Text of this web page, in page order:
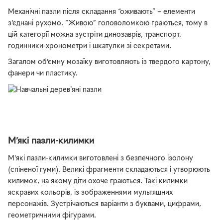
Механічні пазли після складання “оживають” – елементи
з’єднані рухомо. “Живою” головоломкою граються, тому в
цій категорії можна зустріти динозаврів, транспорт,
годинники-хронометри і шкатулки зі секретами.
Загалом об’ємну мозаїку виготовляють із твердого картону,
фанери чи пластику.
М’які пазли-килимки
М’які пазли-килимки виготовлені з безпечного ізолону
(спіненої гуми). Великі фрагменти складаються і утворюють
килимок, на якому діти охоче граються. Такі килимки
яскравих кольорів, із зображеннями мультяшних
персонажів. Зустрічаються варіанти з буквами, цифрами,
геометричними фігурами.